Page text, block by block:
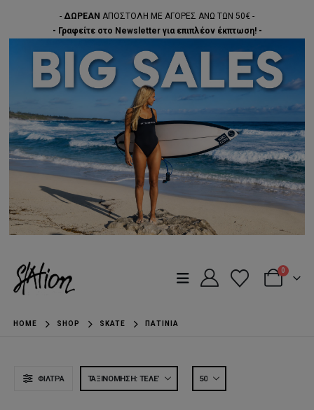
- ΔΩΡΕΑΝ ΑΠΟΣΤΟΛΗ ΜΕ ΑΓΟΡΕΣ ΑΝΩ ΤΩΝ 50€ -
- Γραφείτε στο Newsletter για επιπλέον έκπτωση! -
0
HOME SHOP SKATE ΠΑΤΊΝΙΑ
ΦΊΛΤΡΑ